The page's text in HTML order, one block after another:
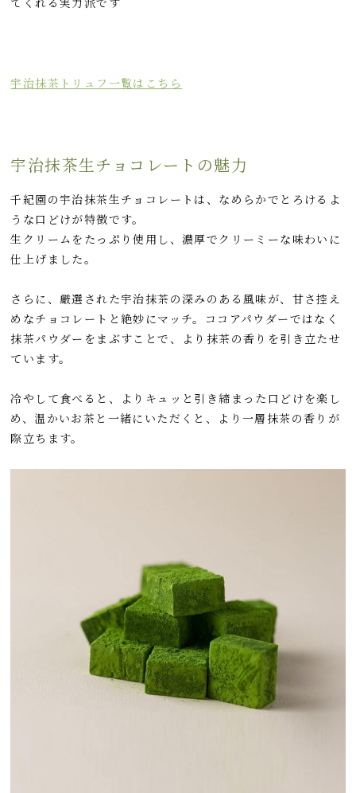
宇治抹茶トリュフ一覧はこちら
宇治抹茶生チョコレートの魅力
千紀園の宇治抹茶生チョコレートは、なめらかでとろけるよ
うな口どけが特徴です。
生クリームをたっぷり使用し、濃厚でクリーミーな味わいに
仕上げました。
さらに、厳選された宇治抹茶の深みのある風味が、甘さ控え
めなチョコレートと絶妙にマッチ。ココアパウダーではなく
抹茶パウダーをまぶすことで、より抹茶の香りを引き立たせ
ています。
冷やして食べると、よりキュッと引き締まった口どけを楽し
め、温かいお茶と一緒にいただくと、より一層抹茶の香りが
際立ちます。